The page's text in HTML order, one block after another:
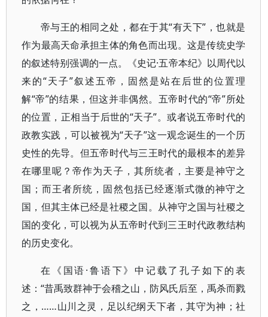
帝与王的相同之处，都在于其“有天下”，也就是
作为最高天命承担主体的角色而出现。这是传统史学
的叙述特别强调的一点。《史记·五帝本纪》以周代以
来的“天子”叙述五帝，固然是站在后世的位置理
解“帝”的结果，但这并非偶然。五帝时代的“帝”所处
的位置，正相当于后世的“天子”。或者说五帝时代的
政教实践，可以被视为“天子”这一观念诞生的一个历
史性的先导。但五帝时代与三王时代的最根本的差异
在哪里呢？帝作为天子，其所统者，主要是神守之
国；而王者所统，固然包括已经逐渐式微的神守之
国，但其主体已经是社稷之国。从神守之国与社稷之
国的变化，可以视为从五帝时代到三王时代政教结构
的历史变化。
在《国语·鲁语下》中记载了孔子如下的表
述：“昔禹致群神于会稽之山，防风氏后至，禹杀而戮
之，……山川之灵，足以纪纲天下者，其守为神；社